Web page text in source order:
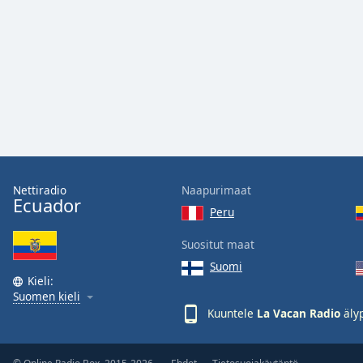
window.
dialog
window.
Escape
will
and
Nettiradio
Ecuador
Kieli:
Suomen kieli
Naapurimaat
Peru
Suositut maat
Suomi
Kuuntele La Vacan Radio